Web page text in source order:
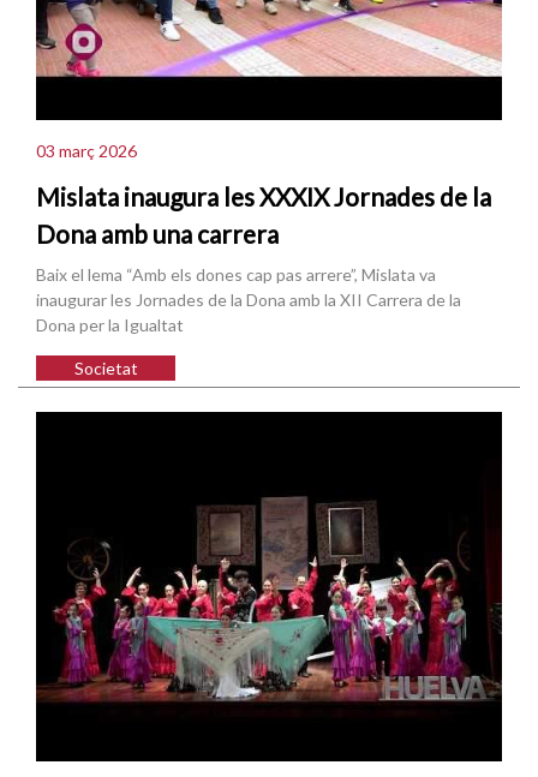
03 març 2026
Mislata inaugura les XXXIX Jornades de la
Dona amb una carrera
Baix el lema “Amb els dones cap pas arrere”, Mislata va
inaugurar les Jornades de la Dona amb la XII Carrera de la
Dona per la Igualtat
Societat